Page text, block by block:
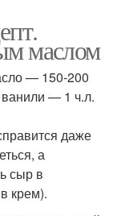
маслом
— 150-200
ванили — 1 ч.л.
даже
а
сыр в
крем).